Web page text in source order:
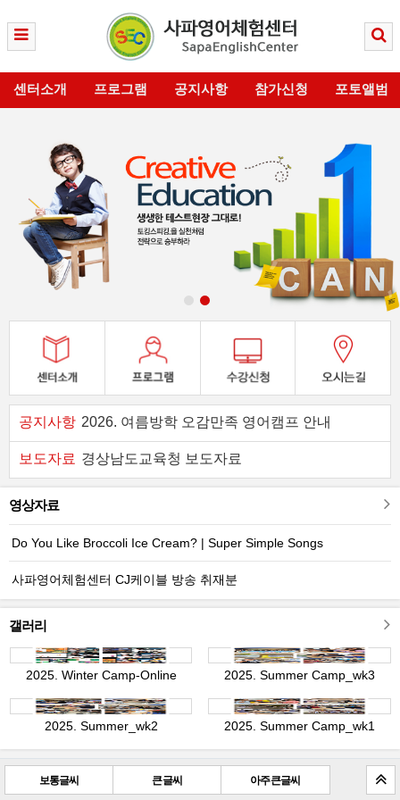
센터소개 프로그램 공지사항 참가신청 포토앨범
공지사항 2026. 여름방학 오감만족 영어캠프 안내
보도자료 경상남도교육청 보도자료
영상자료
Do You Like Broccoli Ice Cream? | Super Simple Songs
사파영어체험센터 CJ케이블 방송 취재분
갤러리
2025. Winter Camp-Online 2025. Summer Camp_wk3
2025. Summer_wk2 2025. Summer Camp_wk1
보통글씨 큰 글씨 아주 큰 글씨